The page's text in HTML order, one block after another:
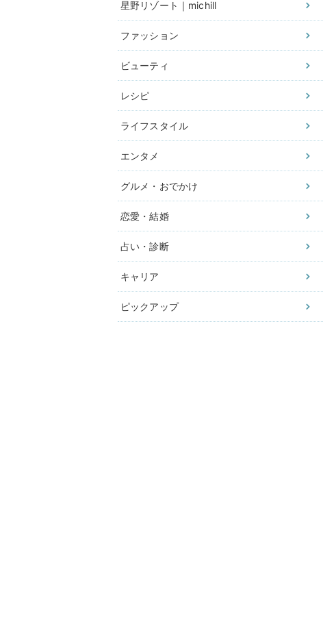
星野リゾート｜michill
ファッション
ビューティ
レシピ
ライフスタイル
エンタメ
グルメ・おでかけ
恋愛・結婚
占い・診断
キャリア
ピックアップ